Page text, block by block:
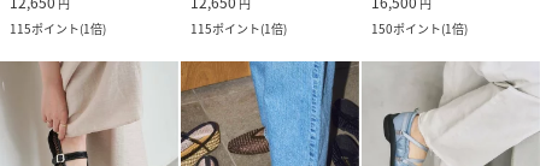
115ポイント(1倍)
115ポイント(1倍)
150ポイント(1倍)